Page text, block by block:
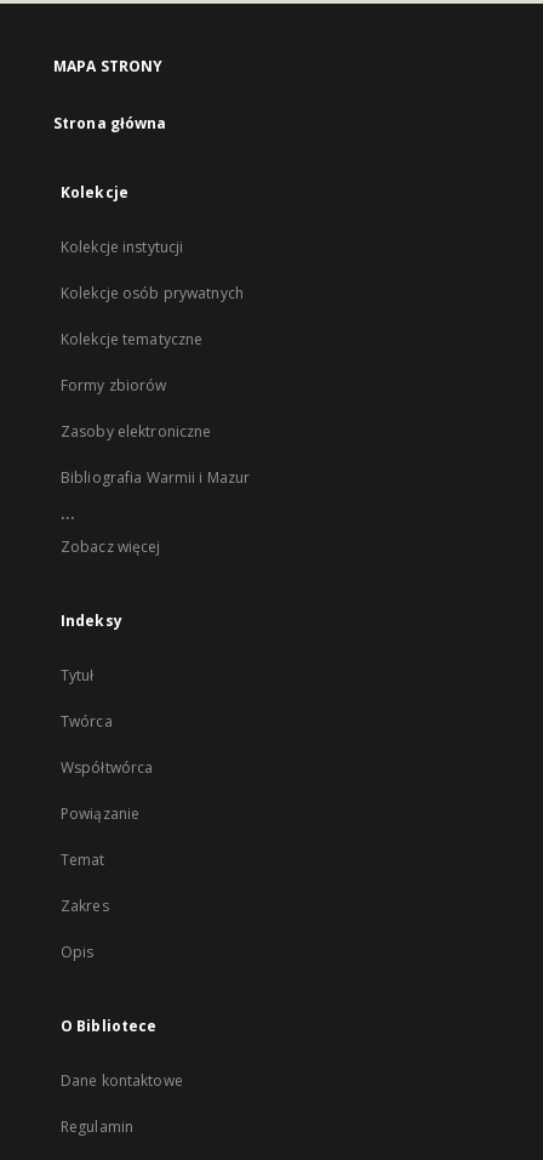
MAPA STRONY
Strona główna
Kolekcje
Kolekcje instytucji
Kolekcje osób prywatnych
Kolekcje tematyczne
Formy zbiorów
Zasoby elektroniczne
Bibliografia Warmii i Mazur
...
Zobacz więcej
Indeksy
Tytuł
Twórca
Współtwórca
Powiązanie
Temat
Zakres
Opis
O Bibliotece
Dane kontaktowe
Regulamin